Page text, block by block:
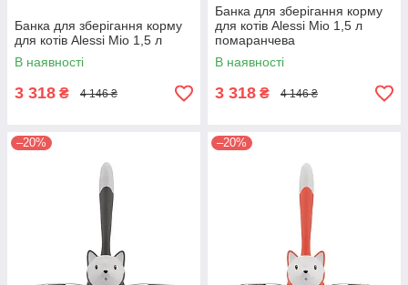
Банка для зберігання корму
для котів Alessi Mio 1,5 л
В наявності
3 318 ₴ 4 146 ₴
Банка для зберігання корму
для котів Alessi Mio 1,5 л
помаранчева
В наявності
3 318 ₴ 4 146 ₴
–20% –20%